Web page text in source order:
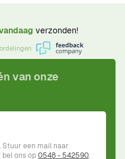
verzonden!
van onze
Stuur een mail naar
bel ons op0548 - 542590.